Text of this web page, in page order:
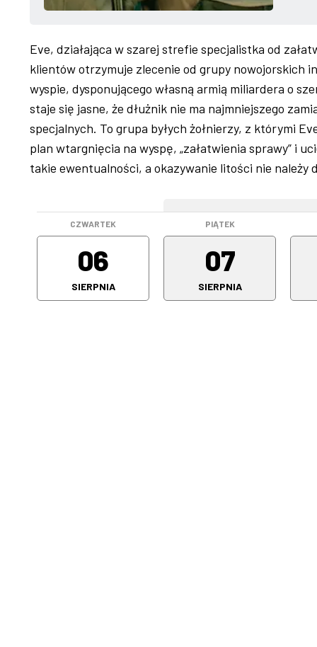
Eve, działająca w szarej strefie specjalistka od
klientów otrzymuje zlecenie od grupy nowojorskich
wyspie, dysponującego własną armią miliardera o
staje się jasne, że dłużnik nie ma najmniejszego
specjalnych. To grupa byłych żołnierzy, z którymi
plan wtargnięcia na wyspę, „załatwienia sprawy” i
takie ewentualności, a okazywanie litości nie należy
CZWARTEK
06
SIERPNIA
PIĄTEK
07
SIERPNIA